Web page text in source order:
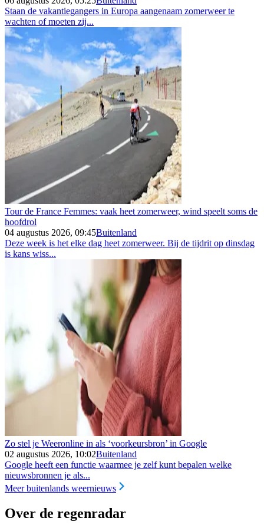
Staan de vakantiegangers in Europa aangenaam zomerweer te
wachten of moeten zij...
Tour de France Femmes: vaak heet zomerweer, wind speelt soms de
hoofdrol
04 augustus 2026, 09:45Buitenland
Deze week is het elke dag heet zomerweer. Bij de tijdrit op dinsdag
is kans wiss...
Zo stel je Weeronline in als ‘voorkeursbron’ in Google
02 augustus 2026, 10:02Buitenland
Google heeft een functie waarmee je zelf kunt bepalen welke
nieuwsbronnen je als...
Meer buitenlands weernieuws
Over de regenradar